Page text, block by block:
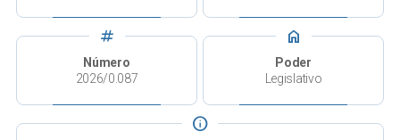
tag
Número
2026/0.087
home
Poder
Legislativo
info